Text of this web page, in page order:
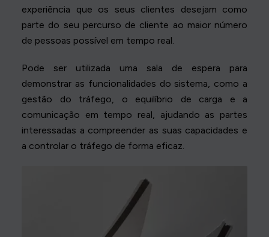
experiência que os seus clientes desejam como
parte do seu percurso de cliente ao maior número
de pessoas possível em tempo real.
Pode ser utilizada uma sala de espera para
demonstrar as funcionalidades do sistema, como a
gestão do tráfego, o equilíbrio de carga e a
comunicação em tempo real, ajudando as partes
interessadas a compreender as suas capacidades e
a controlar o tráfego de forma eficaz.